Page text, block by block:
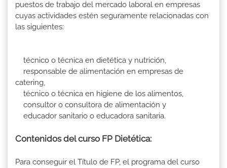
puestos de trabajo del mercado laboral en empresas
cuyas actividades estén seguramente relacionadas con
las siguientes:
técnico o técnica en dietética y nutrición,
responsable de alimentación en empresas de
catering,
técnico o técnica en higiene de los alimentos,
consultor o consultora de alimentación y
educador sanitario o educadora sanitaria.
Contenidos del curso FP Dietética:
Para conseguir el Título de FP, el programa del curso